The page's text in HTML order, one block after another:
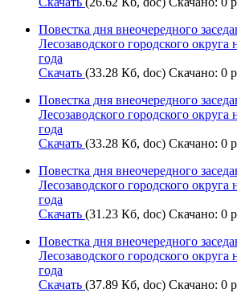
Повестка дня внеочередного
Лесозаводского городского округа
года
Скачать (33.28 Кб, doc) Скачано: 0
Повестка дня внеочередного
Лесозаводского городского округа
года
Скачать (33.28 Кб, doc) Скачано: 0
Повестка дня внеочередного
Лесозаводского городского округа
года
Скачать (31.23 Кб, doc) Скачано: 0
Повестка дня внеочередного
Лесозаводского городского округа
года
Скачать (37.89 Кб, doc) Скачано: 0